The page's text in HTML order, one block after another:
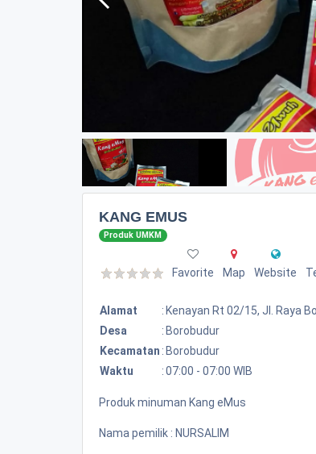
KANG EMUS
Produk UMKM
Favorite Map Website
Alamat : Kenayan Rt 02/15, Jl. Raya
Desa
: Borobudur
Kecamatan : Borobudur
Waktu
:07:00 - 07:00 WIB
Produk minuman Kang eMus
Nama pemilik : NURSALIM